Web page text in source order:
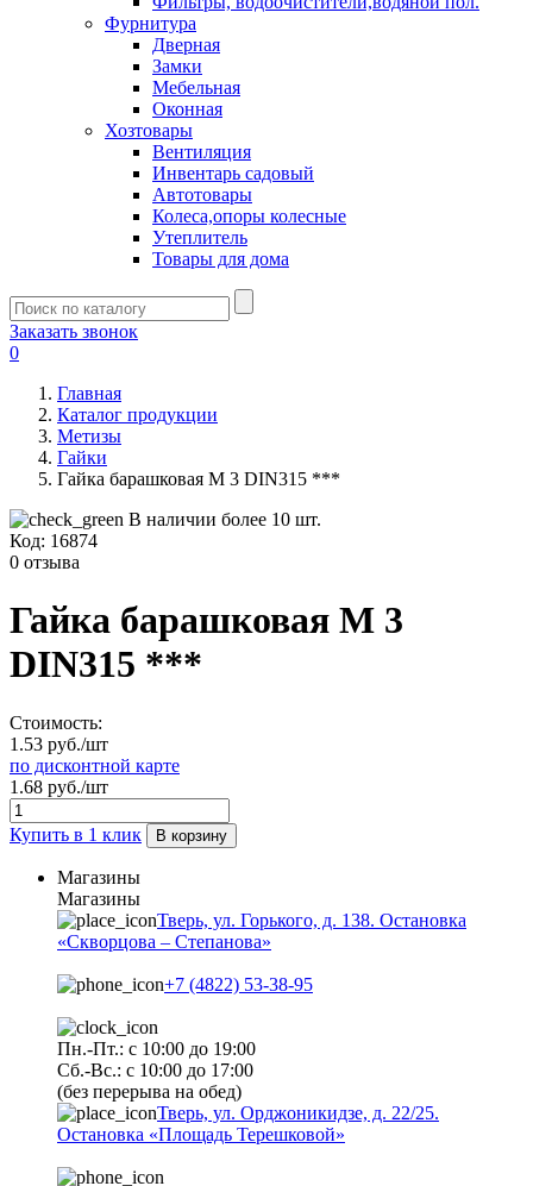
Фурнитура
Дверная
Замки
Мебельная
Оконная
Хозтовары
Вентиляция
Инвентарь садовый
Автотовары
Колеса,опоры колесные
Утеплитель
Товары для дома
Заказать звонок
0
Главная
Каталог продукции
Метизы
Гайки
Гайка барашковая М 3 DIN315 ***
В наличии более 10 шт.
Код: 16874
0 отзыва
Гайка барашковая М 3
DIN315 ***
Стоимость:
1.53 руб./шт
по дисконтной карте
1.68 руб./шт
Купить в 1 клик В корзину
Магазины
Магазины
Тверь, ул. Горького, д. 138. Остановка
«Скворцова – Степанова»
+7 (4822) 53-38-95
Пн.-Пт.: с 10:00 до 19:00
Сб.-Вс.: с 10:00 до 17:00
(без перерыва на обед)
Тверь, ул. Орджоникидзе, д. 22/25.
Остановка «Площадь Терешковой»